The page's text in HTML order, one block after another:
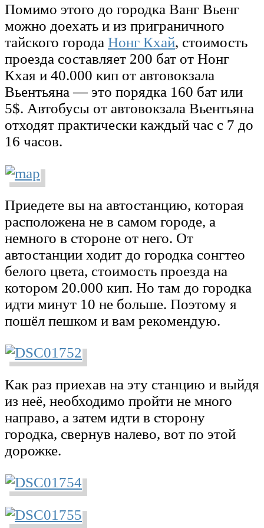
Помимо этого до городка Ванг Вьенг
можно доехать и из приграничного
тайского города Нонг Кхай, стоимость
проезда составляет 200 бат от Нонг
Кхая и 40.000 кип от автовокзала
Вьентьяна — это порядка 160 бат или
5$. Автобусы от автовокзала Вьентьяна
отходят практически каждый час с 7 до
16 часов.
Приедете вы на автостанцию, которая
расположена не в самом городе, а
немного в стороне от него. От
автостанции ходит до городка сонгтео
белого цвета, стоимость проезда на
котором 20.000 кип. Но там до городка
идти минут 10 не больше. Поэтому я
пошёл пешком и вам рекомендую.
Как раз приехав на эту станцию и выйдя
из неё, необходимо пройти не много
направо, а затем идти в сторону
городка, свернув налево, вот по этой
дорожке.